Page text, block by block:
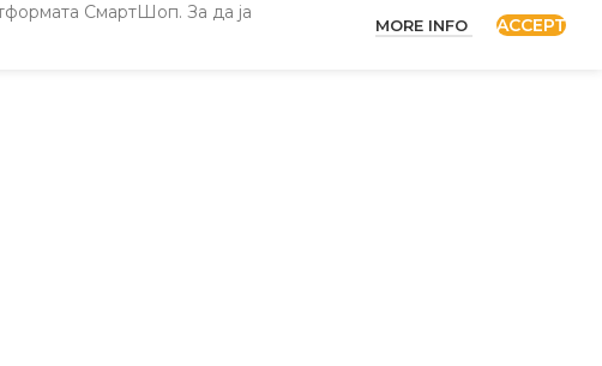
СмартШоп. За да ја
MORE INFO ACCEPT